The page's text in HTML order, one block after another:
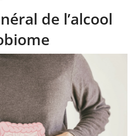
de l’alcool